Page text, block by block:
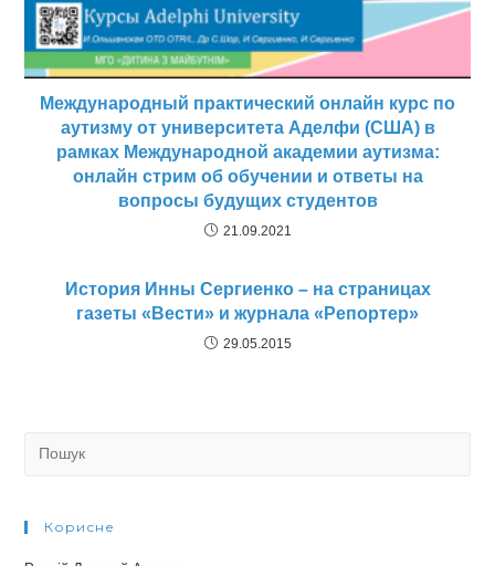
Международный практический онлайн курс по
аутизму от университета Аделфи (США) в
рамках Международной академии аутизма:
онлайн стрим об обучении и ответы на
вопросы будущих студентов
21.09.2021
История Инны Сергиенко – на страницах
газеты «Вести» и журнала «Репортер»
29.05.2015
Корисне